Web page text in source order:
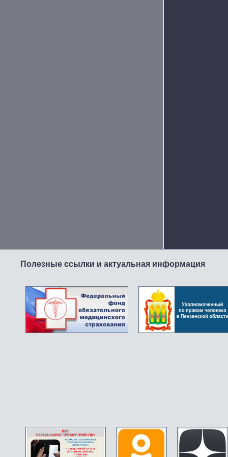
Полезные ссылки и актуальная информация